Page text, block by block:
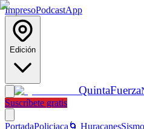
ImpresoPodcastApp
Edición
QuintaFuerza
Suscríbete gratis
PortadaPoliciaca 🌀 Huracanes